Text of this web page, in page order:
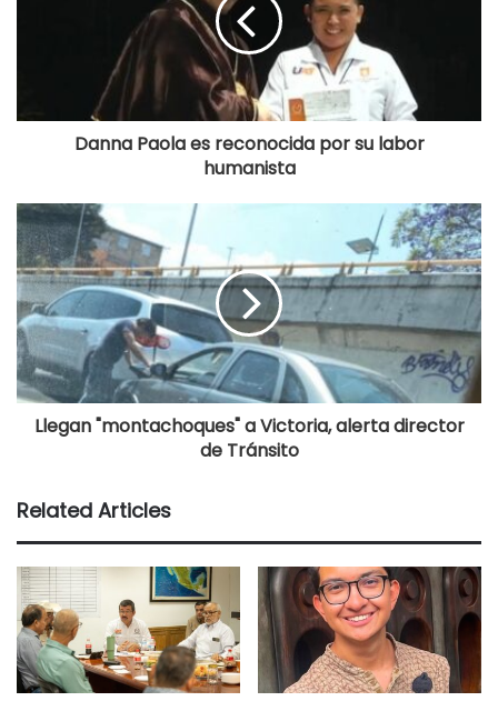
Danna Paola es reconocida por su labor
humanista
Llegan "montachoques" a Victoria, alerta director
de Tránsito
Related Articles